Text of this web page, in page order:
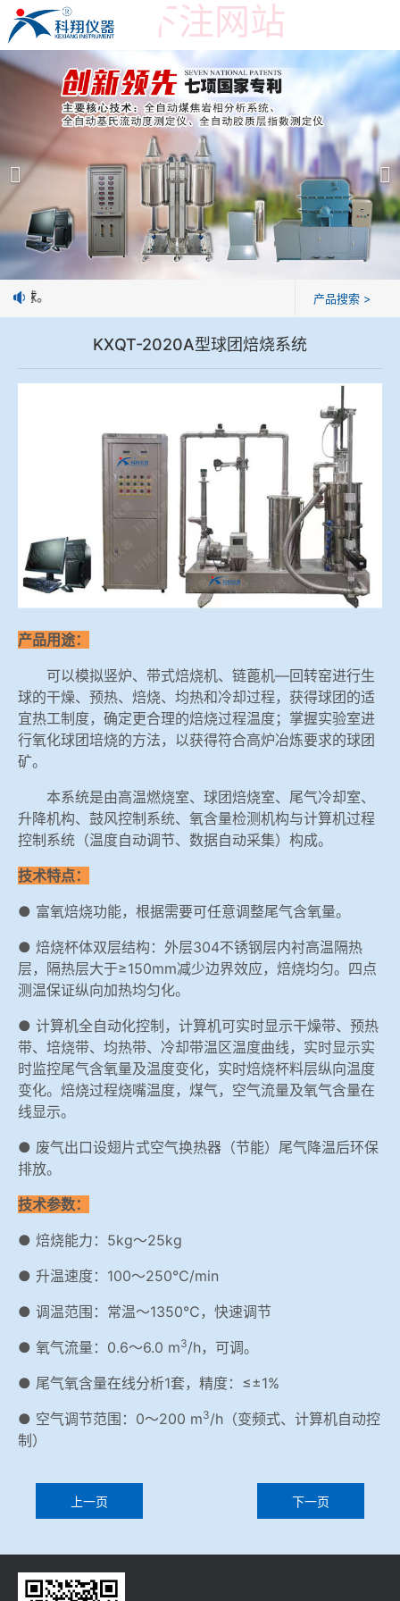
世界杯投下注网站
世界杯投下注网站
产品展示 ＞
焦炭高温性能检测系统
焦化行业检测及优化配煤设备
球团矿/烧结矿/块矿高温冶金性能检测系统
烧结/球团优化配矿研究设备
高炉配吹煤检测设备
冶金石灰活性度测定仪
矿石、焦炭物理检测及制样设备
工业分析、测硫仪等
公司简介
世界杯投下注网站
企业业绩
技术交流
标准下载
世界杯投下注网站
焦球。 产品搜索 >
KXQT-2020A型球团焙烧系统
产品用途：
可以模拟竖炉、带式焙烧机、链蓖机—回转窑进行生
球的干燥、预热、焙烧、均热和冷却过程，获得球团的适
宜热工制度，确定更合理的焙烧过程温度；掌握实验室进
行氧化球团培烧的方法，以获得符合高炉冶炼要求的球团
矿。
本系统是由高温燃烧室、球团焙烧室、尾气冷却室、
升降机构、鼓风控制系统、氧含量检测机构与计算机过程
控制系统（温度自动调节、数据自动采集）构成。
技术特点：
● 富氧焙烧功能，根据需要可任意调整尾气含氧量。
● 焙烧杯体双层结构：外层304不锈钢层内衬高温隔热
层，隔热层大于≥150mm减少边界效应，焙烧均匀。四点
测温保证纵向加热均匀化。
● 计算机全自动化控制，计算机可实时显示干燥带、预热
带、培烧带、均热带、冷却带温区温度曲线，实时显示实
时监控尾气含氧量及温度变化，实时焙烧杯料层纵向温度
变化。焙烧过程烧嘴温度，煤气，空气流量及氧气含量在
线显示。
● 废气出口设翅片式空气换热器（节能）尾气降温后环保
排放。
技术参数：
● 焙烧能力：5kg～25kg
● 升温速度：100～250℃/min
● 调温范围：常温～1350℃，快速调节
● 氧气流量：0.6～6.0 m3/h，可调。
● 尾气氧含量在线分析1套，精度：≤±1%
● 空气调节范围：0～200 m3/h（变频式、计算机自动控
制）
上一页 下一页